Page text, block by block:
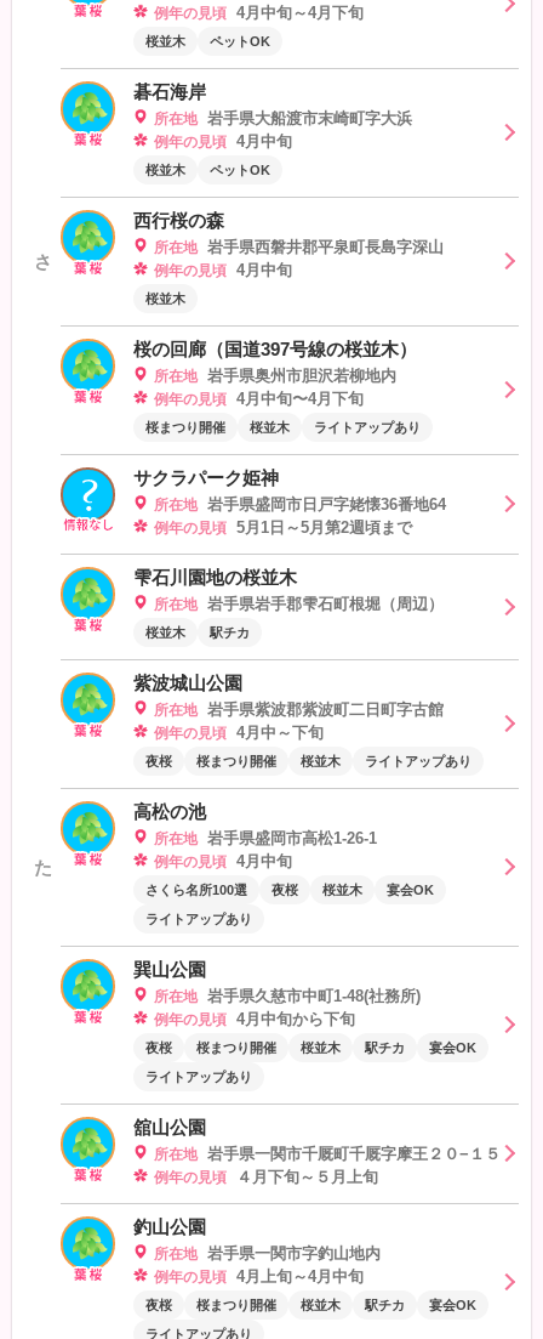
例年の見頃 4月中旬～4月下旬
桜並木 ペットOK
碁石海岸
所在地 岩手県大船渡市末崎町字大浜
例年の見頃 4月中旬
桜並木 ペットOK
さ
西行桜の森
所在地 岩手県西磐井郡平泉町長島字深山
例年の見頃 4月中旬
桜並木
桜の回廊（国道397号線の桜並木）
所在地 岩手県奥州市胆沢若柳地内
例年の見頃 4月中旬〜4月下旬
桜まつり開催 桜並木 ライトアップあり
サクラパーク姫神
所在地 岩手県盛岡市日戸字姥懐36番地64
例年の見頃 5月1日～5月第2週頃まで
雫石川園地の桜並木
所在地 岩手県岩手郡雫石町根堀（周辺）
桜並木 駅チカ
紫波城山公園
所在地 岩手県紫波郡紫波町二日町字古館
例年の見頃 4月中～下旬
夜桜 桜まつり開催 桜並木 ライトアップあり
た
高松の池
所在地 岩手県盛岡市高松1-26-1
例年の見頃 4月中旬
さくら名所100選 夜桜 桜並木
宴会OK
ライトアップあり
巽山公園
所在地 岩手県久慈市中町1-48(社務所)
例年の見頃 4月中旬から下旬
夜桜 桜まつり開催 桜並木 駅チカ
宴会OK
ライトアップあり
舘山公園
所在地 岩手県一関市千厩町千厩字摩王２０−１５
例年の見頃 ４月下旬～５月上旬
釣山公園
所在地 岩手県一関市字釣山地内
例年の見頃 4月上旬～4月中旬
夜桜 桜まつり開催 桜並木 駅チカ
宴会OK
ライトアップあり